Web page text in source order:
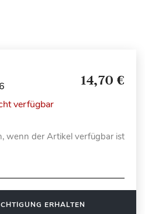
14,70 €
verfügbar
wenn der Artikel verfügbar ist
ERHALTEN